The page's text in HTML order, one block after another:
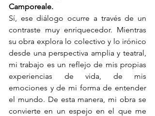
Camporeale.
Sí, ese diálogo ocurre a través de un
contraste muy enriquecedor. Mientras
su obra explora lo colectivo y lo irónico
desde una perspectiva amplia y teatral,
mi trabajo es un reflejo de mis propias
experiencias de vida, de mis
emociones y de mi forma de entender
el mundo. De esta manera, mi obra se
convierte en un espejo en el que me